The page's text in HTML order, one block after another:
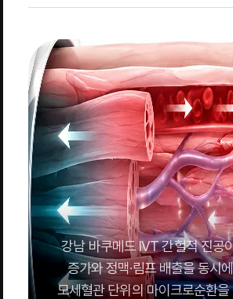
강남 바쿠메드 IVT 간헐적 진공
증가와 정맥·림프 배출을 동시
모세혈관 단위의 마이크로순환을